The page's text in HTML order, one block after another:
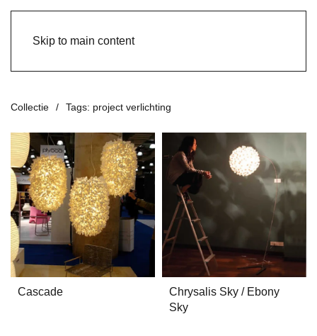
Skip to main content
Collectie Tags: project verlichting
Cascade
Chrysalis Sky / Ebony
Sky